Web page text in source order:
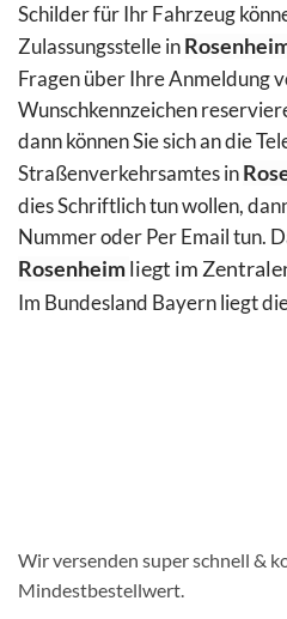
Schilder für Ihr Fahrzeug
Zulassungsstelle in
Fragen über Ihre Anmeldung
Wunschkennzeichen
dann können Sie sich an die
Straßenverkehrsamtes in
dies Schriftlich tun wollen,
Nummer oder Per Emailtun.
Rosenheimliegt im
Im Bundesland Bayern liegt
Wir versenden super schnell &
Mindestbestellwert.